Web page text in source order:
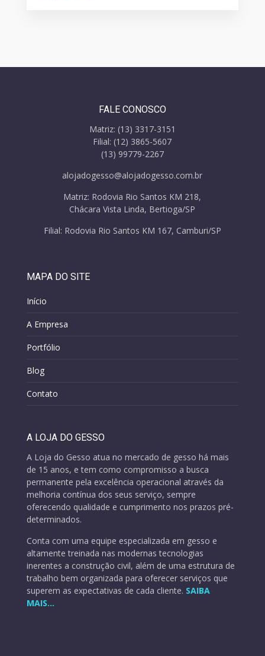
FALE CONOSCO
Matriz: (13) 3317-3151
Filial: (12) 3865-5607
(13) 99779-2267
alojadogesso@alojadogesso.com.br
Matriz: Rodovia Rio Santos KM 218,
Chácara Vista Linda, Bertioga/SP
Filial: Rodovia Rio Santos KM 167, Camburi/SP
MAPA DO SITE
Início
A Empresa
Portfólio
Blog
Contato
A LOJA DO GESSO
A Loja do Gesso atua no mercado de gesso há mais
de 15 anos, e tem como compromisso a busca
permanente pela excelência operacional através da
melhoria contínua dos seus serviço, sempre
oferecendo qualidade e cumprimento nos prazos pré-
determinados.
Conta com uma equipe especializada em gesso e
altamente treinada nas modernas tecnologias
inerentes a construção civil, além de uma estrutura de
trabalho bem organizada para oferecer serviços que
superem as expectativas de cada cliente. SAIBA
MAIS…